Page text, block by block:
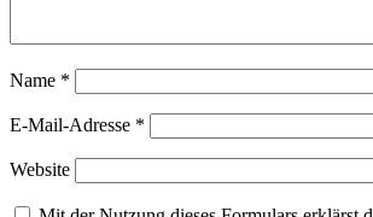
Name *
E-Mail-Adresse *
Website